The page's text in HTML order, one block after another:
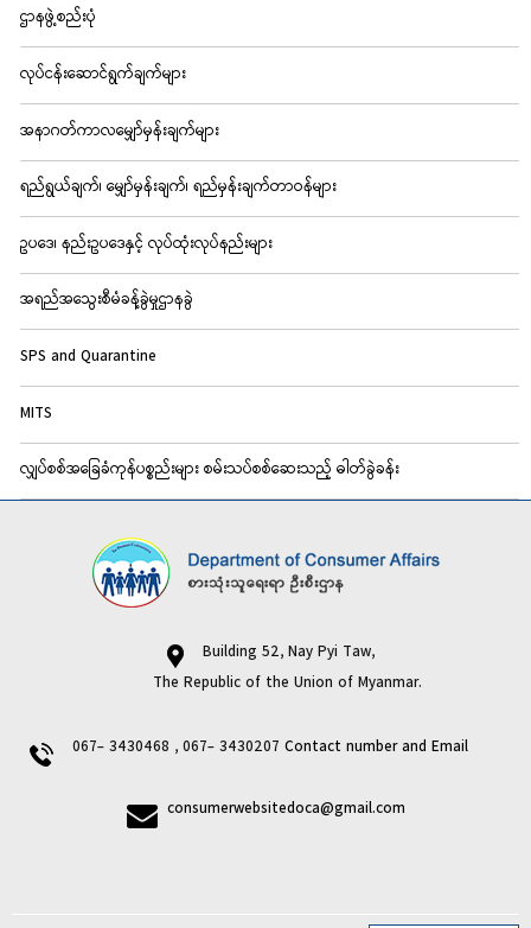
ဌာနဖွဲ့စည်းပုံ
လုပ်ငန်းဆောင်ရွက်ချက်များ
အနာဂတ်ကာလမျှော်မှန်းချက်များ
ရည်ရွယ်ချက်၊ မျှော်မှန်းချက်၊ ရည်မှန်းချက်တာဝန်များ
ဥပဒေ၊ နည်းဥပဒေနှင့် လုပ်ထုံးလုပ်နည်းများ
အရည်အသွေးစီမံခန့်ခွဲမှုဌာနခွဲ
SPS and Quarantine
MITS
လျှပ်စစ်အခြေခံကုန်ပစ္စည်းများ စမ်းသပ်စစ်ဆေးသည့် ဓါတ်ခွဲခန်း
Building 52, Nay Pyi Taw,
The Republic of the Union of Myanmar.
067- 3430468 , 067- 3430207 Contact number and Email
consumerwebsitedoca@gmail.com